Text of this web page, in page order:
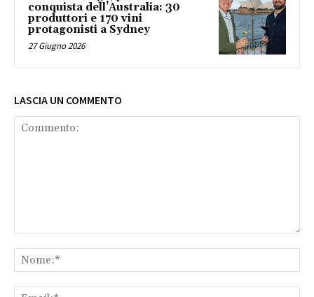
conquista dell’Australia: 30
produttori e 170 vini
protagonisti a Sydney
27 Giugno 2026
LASCIA UN COMMENTO